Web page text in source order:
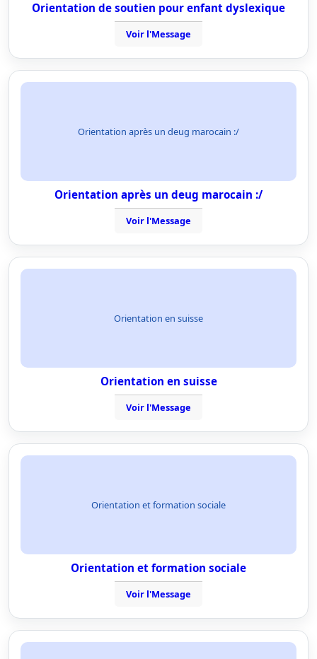
Orientation de soutien pour enfant dyslexique
Voir l'Message
Orientation après un deug marocain :/
Orientation après un deug marocain :/
Voir l'Message
Orientation en suisse
Orientation en suisse
Voir l'Message
Orientation et formation sociale
Orientation et formation sociale
Voir l'Message